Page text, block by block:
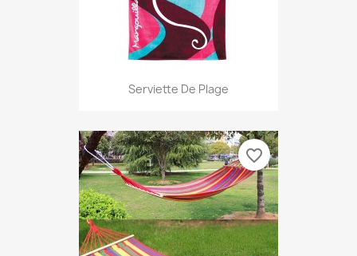
Serviette De Plage
favorite_border